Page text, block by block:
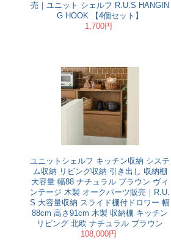
売｜ユニット シェルフ R.U.S HANGIN
G HOOK 【4個セット】
1,700円
ユニットシェルフ キッチン収納 システ
ム収納 リビング収納 引き出し 収納棚
大容量 幅88 ナチュラル ブラウン ヴィ
ンテージ 木製 オークパーツ販売｜R.U.
S 大容量収納 スライド棚付ドロワー 幅
88cm 高さ91cm 木製 収納棚 キッチン
リビング 北欧 ナチュラル ブラウン
108,000円